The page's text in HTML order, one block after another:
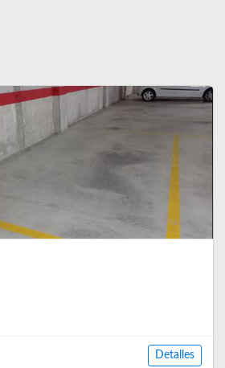
Detalles